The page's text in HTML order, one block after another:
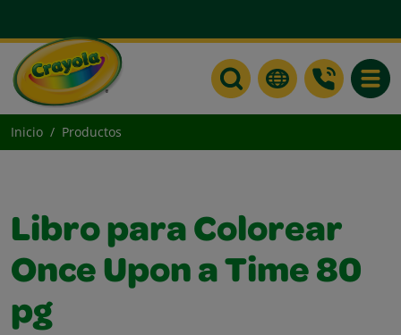
Inicio Productos
Libro para Colorear
Once Upon a Time 80
pg